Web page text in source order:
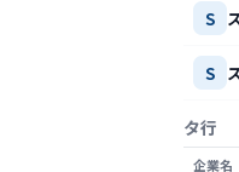
S
S
タ行
企業名